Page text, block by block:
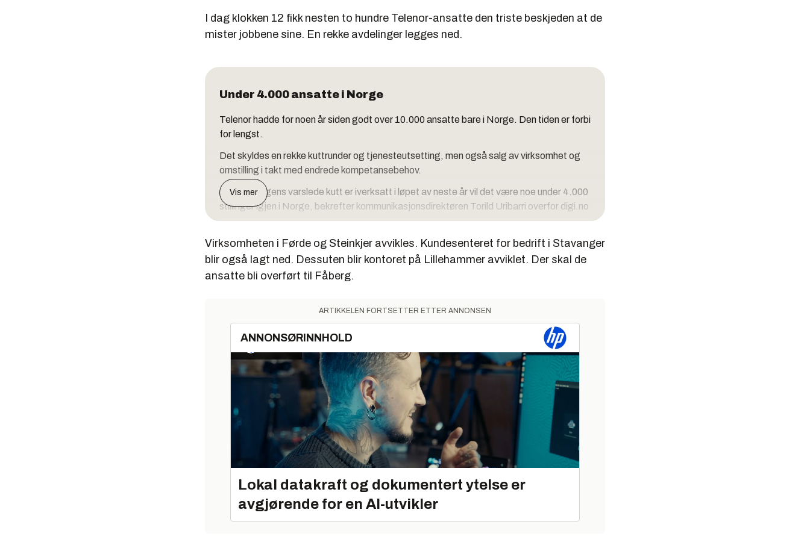
I dag klokken 12 fikk nesten to hundre Telenor-ansatte den triste beskjeden at de
mister jobbene sine. En rekke avdelinger legges ned.
Under 4.000 ansatte i Norge
Telenor hadde for noen år siden godt over 10.000 ansatte bare i Norge. Den tiden er forbi
for lengst.
Det skyldes en rekke kuttrunder og tjenesteutsetting, men også salg av virksomhet og
omstilling i takt med endrede kompetansebehov.
Etter at dagens varslede kutt er iverksatt i løpet av neste år vil det være noe under 4.000
stillinger igjen i Norge, bekrefter kommunikasjonsdirektøren Torild Uribarri overfor digi.no
Vis mer
Virksomheten i Førde og Steinkjer avvikles. Kundesenteret for bedrift i Stavanger
blir også lagt ned. Dessuten blir kontoret på Lillehammer avviklet. Der skal de
ansatte bli overført til Fåberg.
ARTIKKELEN FORTSETTER ETTER ANNONSEN
ANNONSØRINNHOLD
Lokal datakraft og dokumentert ytelse er
avgjørende for en AI-utvikler